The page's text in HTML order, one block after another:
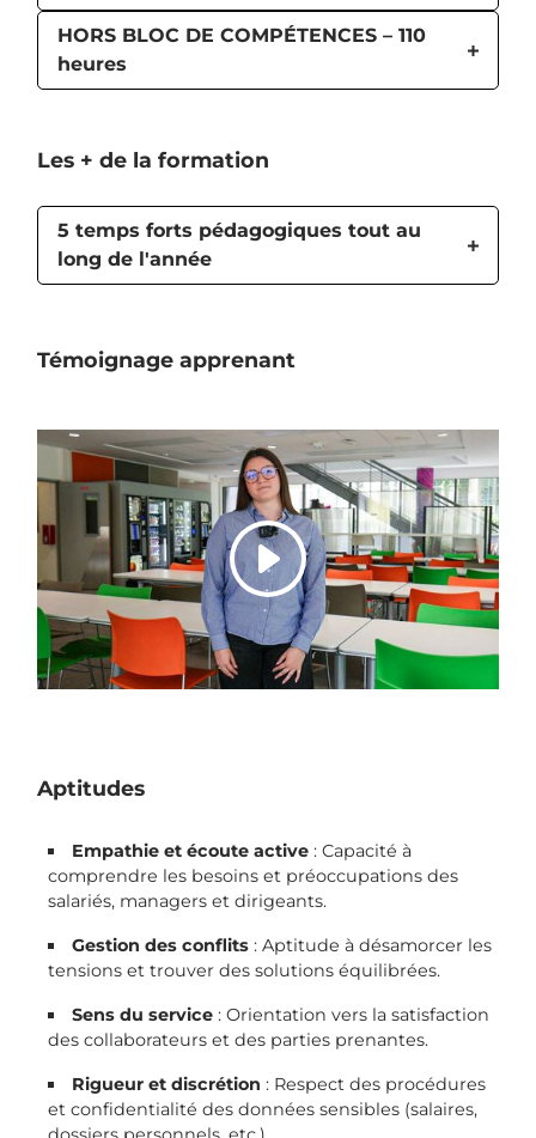
HORS BLOC DE COMPÉTENCES – 110
heures
Les + de la formation
5 temps forts pédagogiques tout au
long de l'année
Témoignage apprenant
Aptitudes
Empathie et écoute active : Capacité à
comprendre les besoins et préoccupations des
salariés, managers et dirigeants.
Gestion des conflits : Aptitude à désamorcer les
tensions et trouver des solutions équilibrées.
Sens du service : Orientation vers la satisfaction
des collaborateurs et des parties prenantes.
Rigueur et discrétion : Respect des procédures
et confidentialité des données sensibles (salaires,